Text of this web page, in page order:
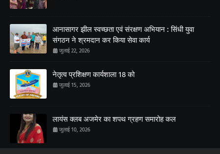
आनासागर झील स्वच्छता एवं संरक्षण अभियान : सिंधी युवा
संगठन ने श्रमदान कर किया सेवा कार्य
जुलाई 22, 2026
नेतृत्व प्रशिक्षण कार्यशाला 18 को
जुलाई 15, 2026
लायंस क्लब अजमेर का शपथ ग्रहण समारोह कल
जुलाई 10, 2026